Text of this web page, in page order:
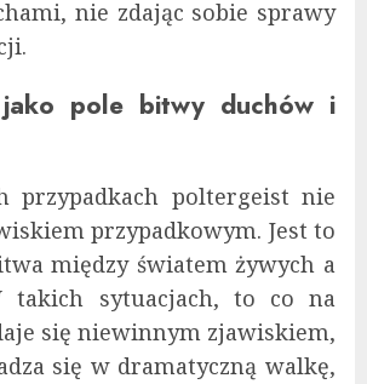
nie zdając sobie sprawy
pole bitwy duchów i
przypadkach poltergeist nie
przypadkowym. Jest to
między światem żywych a
takich sytuacjach, to co na
się niewinnym zjawiskiem,
się w dramatyczną walkę,